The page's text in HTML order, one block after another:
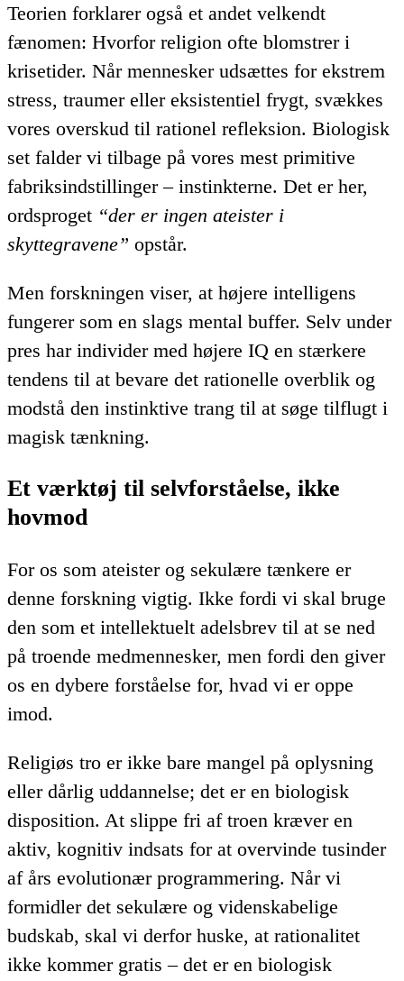
Teorien forklarer også et andet velkendt
fænomen: Hvorfor religion ofte blomstrer i
krisetider. Når mennesker udsættes for ekstrem
stress, traumer eller eksistentiel frygt, svækkes
vores overskud til rationel refleksion. Biologisk
set falder vi tilbage på vores mest primitive
fabriksindstillinger – instinkterne. Det er her,
ordsproget “der er ingen ateister i
skyttegravene” opstår.
Men forskningen viser, at højere intelligens
fungerer som en slags mental buffer. Selv under
pres har individer med højere IQ en stærkere
tendens til at bevare det rationelle overblik og
modstå den instinktive trang til at søge tilflugt i
magisk tænkning.
Et værktøj til selvforståelse, ikke
hovmod
For os som ateister og sekulære tænkere er
denne forskning vigtig. Ikke fordi vi skal bruge
den som et intellektuelt adelsbrev til at se ned
på troende medmennesker, men fordi den giver
os en dybere forståelse for, hvad vi er oppe
imod.
Religiøs tro er ikke bare mangel på oplysning
eller dårlig uddannelse; det er en biologisk
disposition. At slippe fri af troen kræver en
aktiv, kognitiv indsats for at overvinde tusinder
af års evolutionær programmering. Når vi
formidler det sekulære og videnskabelige
budskab, skal vi derfor huske, at rationalitet
ikke kommer gratis – det er en biologisk